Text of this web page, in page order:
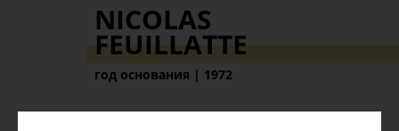
NICOLAS
FEUILLATTE
ШУЙИ, ШАМПАНЬ
год основания | 1972